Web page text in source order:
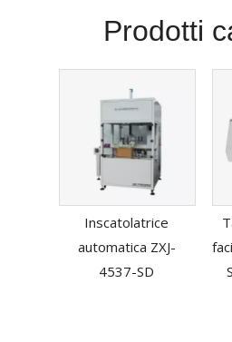
Prodotti
Inscatolatrice
automatica ZXJ-
4537-SD